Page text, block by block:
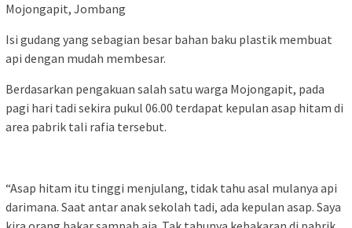
Mojongapit, Jombang
Isi gudang yang sebagian besar bahan baku plastik membuat
api dengan mudah membesar.
Berdasarkan pengakuan salah satu warga Mojongapit, pada
pagi hari tadi sekira pukul 06.00 terdapat kepulan asap hitam di
area pabrik tali rafia tersebut.
“Asap hitam itu tinggi menjulang, tidak tahu asal mulanya api
darimana. Saat antar anak sekolah tadi, ada kepulan asap. Saya